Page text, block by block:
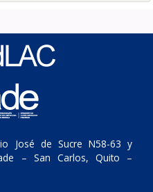
José de Sucre N58-63 y
– San Carlos, Quito –